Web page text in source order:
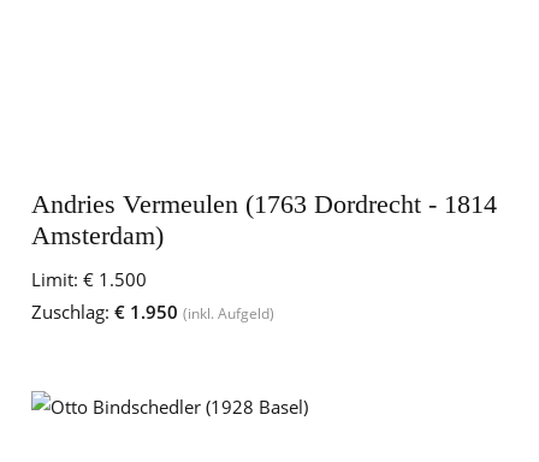
Andries Vermeulen (1763 Dordrecht - 1814
Amsterdam)
Limit: € 1.500
Zuschlag: € 1.950 (inkl. Aufgeld)